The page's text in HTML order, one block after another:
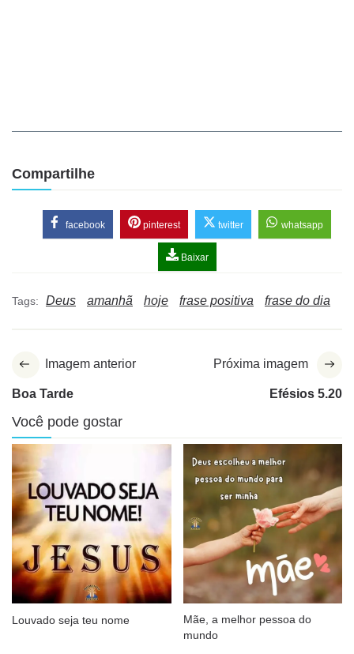
Compartilhe
facebook pinterest twitter whatsapp
Baixar
Tags: Deus amanhã hoje frase positiva frase do dia
Imagem anterior
Boa Tarde
Próxima imagem
Efésios 5.20
Você pode gostar
Louvado seja teu nome
Mãe, a melhor pessoa do
mundo